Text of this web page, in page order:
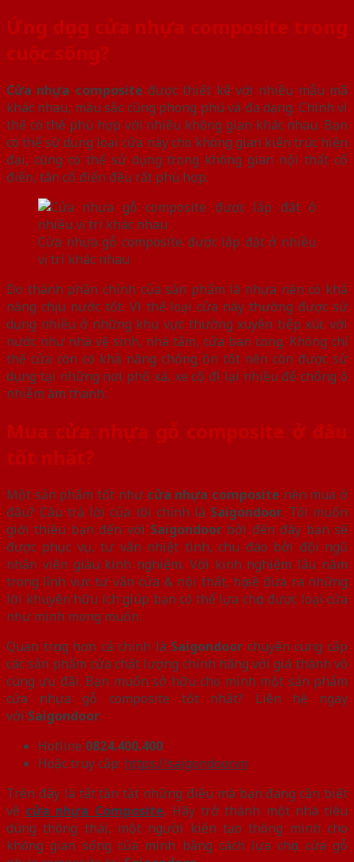
Ứng dụng cửa nhựa composite trong
cuộc sống?
Cửa nhựa composite được thiết kế với nhiều mẫu mã
khác nhau, màu sắc cũng phong phú và đa dạng. Chính vì
thế có thể phù hợp với nhiều không gian khác nhau. Bạn
có thể sử dụng loại cửa này cho không gian kiến trúc hiện
đại, cũng có thể sử dụng trong không gian nội thất cổ
điển, tân cổ điển đều rất phù hợp.
Cửa nhựa gỗ composite được lắp đặt ở nhiều
vị trí khác nhau
Do thành phần chính của sản phẩm là nhựa nên có khả
năng chịu nước tốt. Vì thế loại cửa này thường được sử
dụng nhiều ở những khu vực thường xuyên tiếp xúc với
nước như nhà vệ sinh, nhà tắm, cửa ban cong. Không chỉ
thế cửa còn có khả năng chống ồn tốt nên còn được sử
dụng tại những nơi phố xá, xe cộ đi lại nhiều để chống ô
nhiễm âm thanh.
Mua cửa nhựa gỗ composite ở đâu
tốt nhất?
Một sản phẩm tốt như cửa nhựa composite nên mua ở
đâu? Câu trả lời của tôi chính là Saigondoor. Tôi muốn
giới thiệu bạn đến với Saigondoor bởi đến đây bạn sẽ
được phục vụ, tư vấn nhiệt tình, chu đáo bởi đội ngũ
nhân viên giàu kinh nghiệm. Với kinh nghiệm lâu năm
trong lĩnh vực tư vấn cửa & nội thất, họ sẽ đưa ra những
lời khuyên hữu ích giúp bạn có thể lựa chọn được loại cửa
như mình mong muốn.
Quan trọng hơn cả chính là Saigondoor chuyên cung cấp
các sản phẩm cửa chất lượng chính hãng với giá thành vô
cùng ưu đãi. Bạn muốn sở hữu cho mình một sản phẩm
cửa nhựa gỗ composite tốt nhất? Liên hệ ngay
với Saigondoor:
Hotline 0824.400.400
Hoặc truy cập: https://saigondoor.vn
Trên đây là tất tần tật những điều mà bạn đang cần biết
về cửa nhựa Composite.Hãy trở thành một nhà tiêu
dùng thông thái, một người kiến tạo thông minh cho
không gian sống của mình bằng cách lựa chọn cửa gỗ